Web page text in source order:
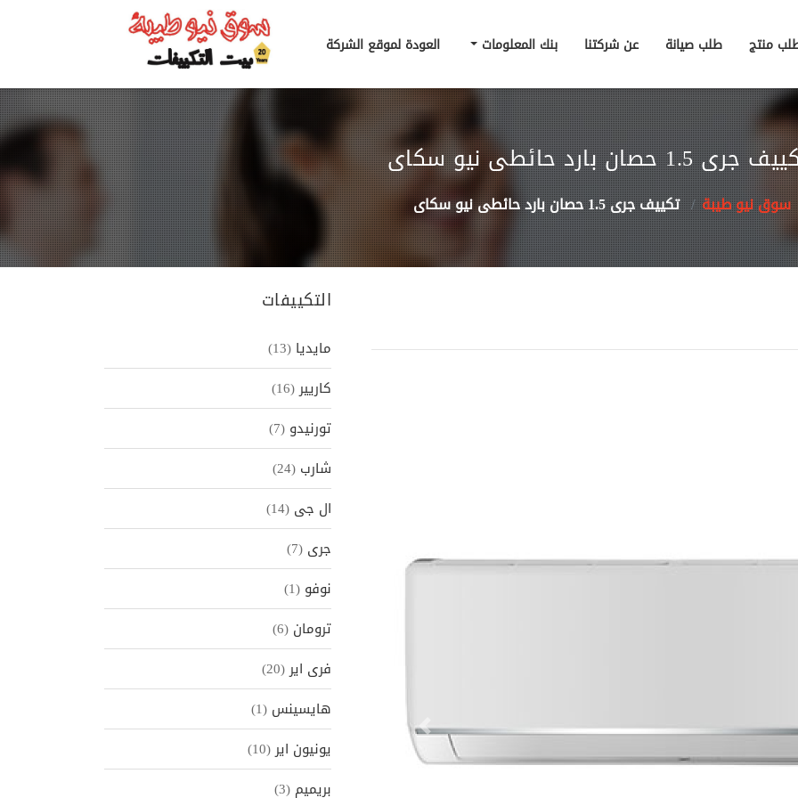
منتج طلب صيانة عن شركتنا بنك المعلومات العودة لموقع الشركة
1.5 حصان بارد حائطى نيو سكاى
سوق نيو طيبة تكييف جرى 1.5 حصان بارد حائطى نيو سكاى
Previous
التكييفات
مايديا (13)
كاريير(16)
تورنيدو (7)
شارب (24)
ال جى (14)
جرى (7)
نوفو (1)
ترومان (6)
فرى اير(20)
هايسينس (1)
يونيون اير(10)
بريميم (3)